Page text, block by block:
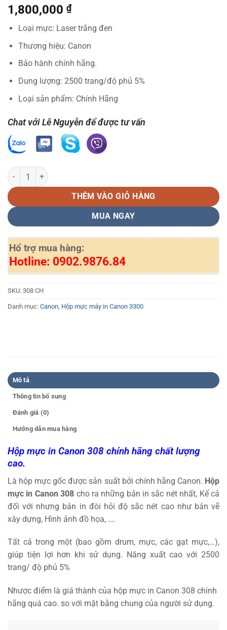
1,800,000 ₫
Loại mực: Laser trắng đen
Thương hiệu: Canon
Bảo hành chính hãng.
Dung lượng: 2500 trang/độ phủ 5%
Loại sản phẩm: Chính Hãng
Chat với Lê Nguyễn để được tư vấn
Mực in Canon 308 chính hãng số lượng
THÊM VÀO GIỎ HÀNG
MUA NGAY
Hổ trợ mua hàng:
Hotline: 0902.9876.84
SKU: 308 CH
Danh mục: Canon, Hộp mực máy in Canon 3300
Mô tả
Thông tin bổ sung
Đánh giá (0)
Hướng dẫn mua hàng
Hộp mực in Canon 308 chính hãng chất lượng
cao.
Là hộp mực gốc được sản suất bởi chính hãng Canon. Hộp
mực in Canon 308 cho ra những bản in sắc nét nhất, Kể cả
đối với nhưng bản in đòi hỏi độ sắc nét cao như bản vẽ
xây dựng, Hình ảnh đồ họa, ….
Tất cả trong một (bao gồm drum, mực, các gạt mực,…),
giúp tiện lợi hơn khi sử dụng. Năng xuất cao với 2500
trang/ độ phủ 5%
Nhược điểm là giá thành của hộp mực in Canon 308 chính
hãng quá cao. so với mặt bằng chung của người sử dụng.